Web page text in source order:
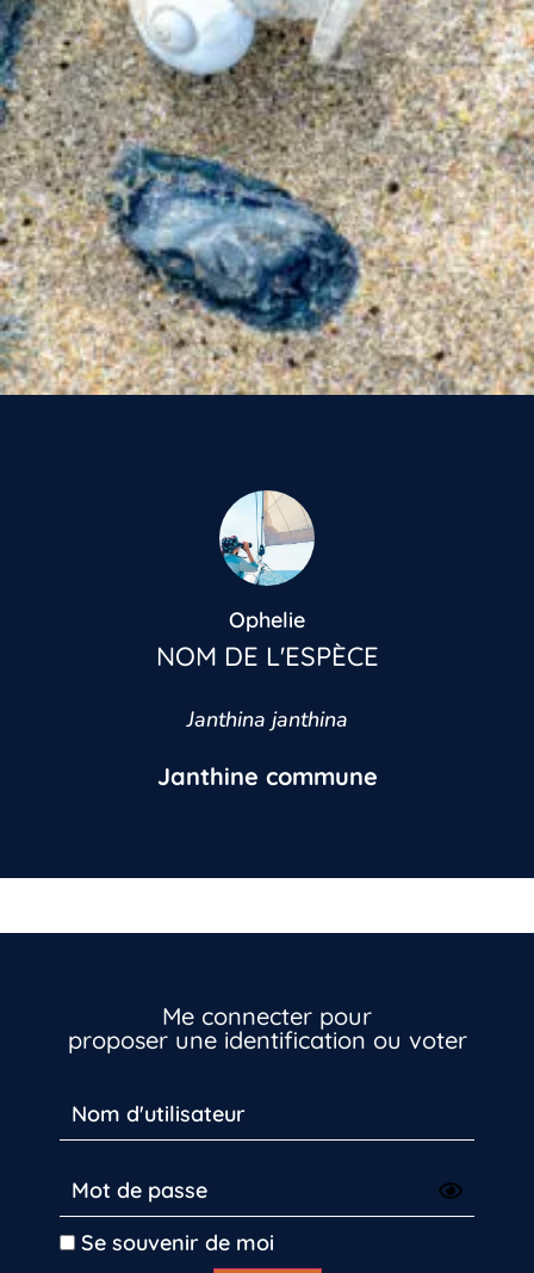
Ophelie
NOM DE L'ESPÈCE
Janthina janthina
Janthine commune
Me connecter pour
proposer une identification ou voter
Se souvenir de moi
Vous n’êtes pas encore inscrit à Biolit ?